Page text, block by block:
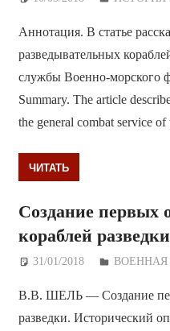
Аннотация. В статье
разведывательных
службы Военно-морского
Summary. The article
the general combat service
ЧИТАТЬ
Создание первых
кораблей
31/01/2018 Дежурный
ВОЕННАЯ
В.В. ШЕЛЬ — Создание
разведки. Исторический